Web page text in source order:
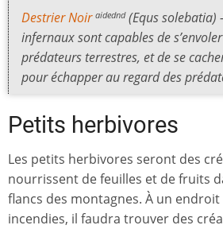
Destrier Noir aidednd(Equs solebatia)
infernaux sont capables de
prédateurs terrestres, et de se
pour échapper au regard des
Petits herbivores
Les petits herbivores seront des
nourrissent de feuilles et de fruits
flancs des montagnes. À un endroit
incendies, il faudra trouver des